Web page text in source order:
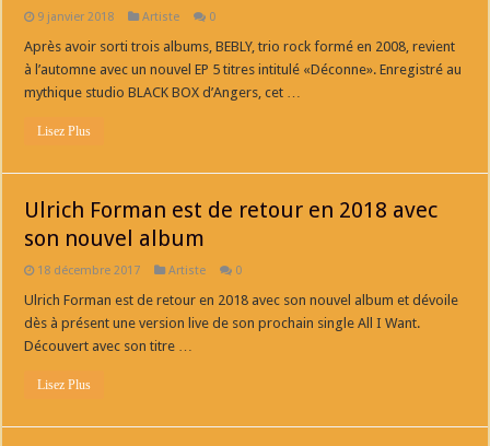
9 janvier 2018 Artiste 0
Après avoir sorti trois albums, BEBLY, trio rock formé en 2008, revient
à l’automne avec un nouvel EP 5 titres intitulé «Déconne». Enregistré au
mythique studio BLACK BOX d’Angers, cet …
Lisez Plus
Ulrich Forman est de retour en 2018 avec
son nouvel album
18 décembre 2017 Artiste 0
Ulrich Forman est de retour en 2018 avec son nouvel album et dévoile
dès à présent une version live de son prochain single All I Want.
Découvert avec son titre …
Lisez Plus